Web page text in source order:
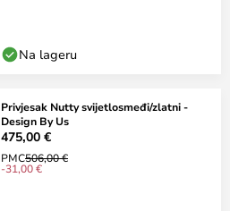
Na lageru
Privjesak Nutty svijetlosmeđi/zlatni -
Design By Us
475,00 €
PMC506,00 €
-31,00 €